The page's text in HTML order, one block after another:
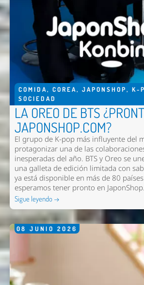
COMIDA, COREA, JAPONSHOP, K-
SOCIEDAD
LA OREO DE BTS
JAPONSHOP.COM?
El grupo de K-pop más influyente del
protagonizar una de las
inesperadas del año. BTS y Oreo se
una galleta de edición limitada con
ya está disponible en más de 80
esperamos tener pronto en
Sigue leyendo →
08 JUNIO 2026